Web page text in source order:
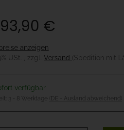
€
anzeigen
USt. , zzgl. Versand (Spedition mit
verfügbar
3 - 8 Werktage (DE - Ausland abweichend)